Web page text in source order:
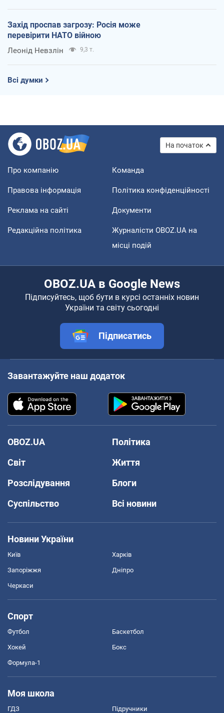
Захід проспав загрозу: Росія може
перевірити НАТО війною
Леонід Невзлін 9,3 т.
Всі думки
На початок
Про компанію Команда
Правова інформація Політика конфіденційності
Реклама на сайті Документи
Редакційна політика
Журналісти OBOZ.UA на
місці подій
OBOZ.UA в Google News
Підписуйтесь, щоб бути в курсі останніх новин
України та світу сьогодні
Підписатись
Завантажуйте наш додаток
OBOZ.UA
Політика
Світ
Життя
Розслідування
Блоги
Суспільство
Всі новини
Новини України
Київ Харків
Запоріжжя Дніпро
Черкаси
Спорт
Футбол Баскетбол
Хокей Бокс
Формула-1
Моя школа
ГДЗ Підручники